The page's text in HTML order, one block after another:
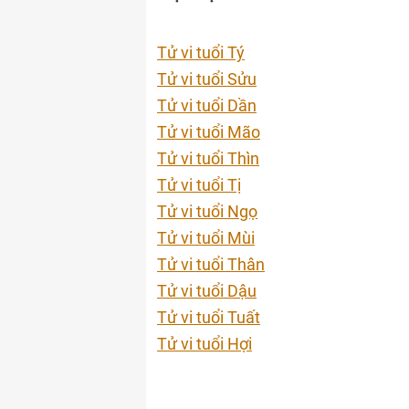
Tử vi tuổi Tý
Tử vi tuổi Sửu
Tử vi tuổi Dần
Tử vi tuổi Mão
Tử vi tuổi Thìn
Tử vi tuổi Tị
Tử vi tuổi Ngọ
Tử vi tuổi Mùi
Tử vi tuổi Thân
Tử vi tuổi Dậu
Tử vi tuổi Tuất
Tử vi tuổi Hợi